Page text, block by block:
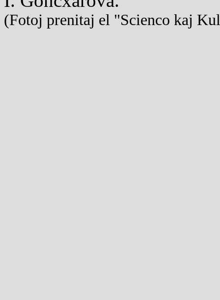
(Fotoj prenitaj el "Scienco kaj